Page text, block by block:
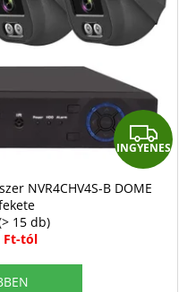
I
N
INGYENES
NVR4CHV4S-B DOME
15 db)
Ft-tól